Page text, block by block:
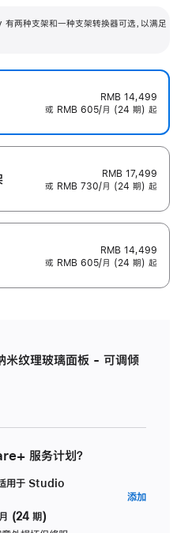
两种支架和一种支架转换器可选，以满足
RMB 14,499
或 RMB 605/月 (24 期) 起
RMB 17,499
或 RMB 730/月 (24 期) 起
RMB 14,499
或 RMB 605/月 (24 期) 起
纹理玻璃面板 - 可调倾
服务计划？
用于 Studio
(24 期)
添加